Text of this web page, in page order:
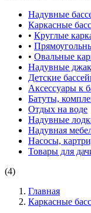
Надувные
Каркасные
• Круглые
•
• Овальные
Надувные
Детские
Аксессуары к
Батуты,
Отдых на воде
Надувные
Надувная
Насосы,
Товары для
(4)
Главная
Каркасные